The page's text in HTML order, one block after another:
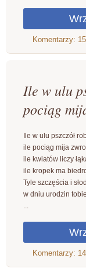
Ile w ulu
pociąg
Ile w ulu pszczół
ile pociąg mija
ile kwiatów liczy
ile kropek ma
Tyle szczęścia i
w dniu urodzin
...